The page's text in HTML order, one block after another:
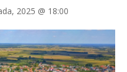
2025 @ 18:00